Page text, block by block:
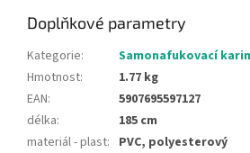
Doplňkové parametry
Kategorie:
Samonafukovací
Hmotnost:
1.77 kg
EAN:
5907695597127
délka:
185 cm
materiál - plast: PVC, polyesterový